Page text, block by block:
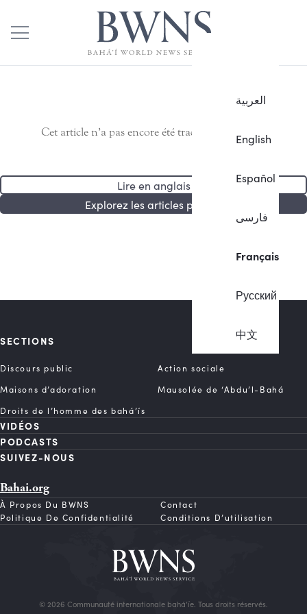
العربية
English
Español
فارسی
Français
Русский
中文
Cet article n’a pas encore été traduit en français.
Lire en anglais
Explorez les articles publiés
SECTIONS
Discours public
Action sociale
Maisons d’adoration
Mausolée de ‘Abdu’l-Bahá
Droits de l’homme des bahá’ís
VIDÉOS
PODCASTS
SUIVEZ-NOUS
Bahai.org
À Propos Du BWNS
Contact
Politique De Confidentialité
Conditions D’utilisation
© 2026 Communauté internationale bahá’íe. Tous droits réservés.